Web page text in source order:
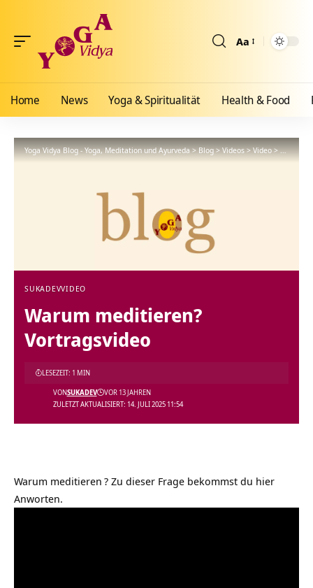
Aa
Home News Yoga & Spiritualität Health & Food
Yoga Vidya Blog - Yoga, Meditation und Ayurveda>Blog>Videos>Video>Warum
SUKADEVVIDEO
Warum meditieren?
Vortragsvideo
ZULETZT AKTUALISIERT: 14. JULI 2025 11:54
VONSUKADEV VOR 13 JAHREN
LESEZEIT: 1 MIN
Warum meditieren ? Zu dieser Frage bekommst du hier
Anworten.